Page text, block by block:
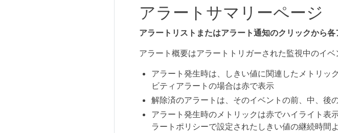
アラートサマリーページ
アラートリストまたはアラート通知のクリックから各
アラート概要はアラートトリガーされた監視中のイ
アラート発生時は、しきい値に関連したメトリッ
ビティアラートの場合は赤で表示
解除済のアラートは、そのイベントの前、中、後
アラート発生時のメトリックは赤でハイライト表
ラートポリシーで設定されたしきい値の継続時間